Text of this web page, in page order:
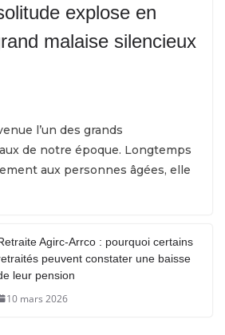
explose en
malaise silencieux
l’un des grands
de notre époque. Longtemps
aux personnes âgées, elle
Agirc-Arrco : pourquoi certains
peuvent constater une baisse
leur pension
10 mars 2026